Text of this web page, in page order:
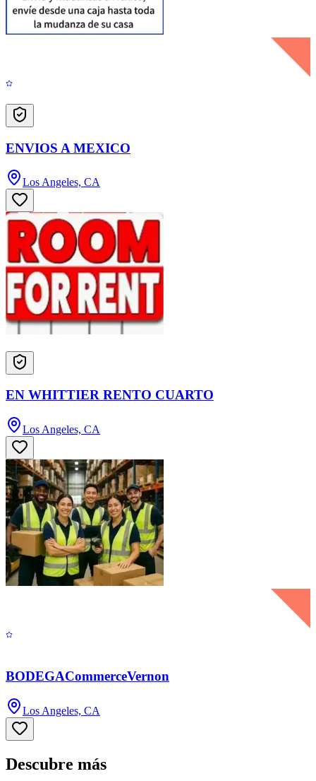
ENVIOS A MEXICO
Los Angeles, CA
EN WHITTIER RENTO CUARTO
Los Angeles, CA
BODEGACommerceVernon
Los Angeles, CA
Descubre más